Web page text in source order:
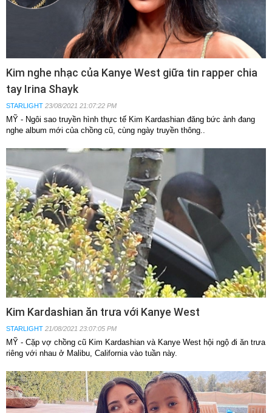
Kim nghe nhạc của Kanye West giữa tin rapper chia
tay Irina Shayk
STARLIGHT 23/08/2021 21:07:22 PM
MỸ - Ngôi sao truyền hình thực tế Kim Kardashian đăng bức ảnh đang
nghe album mới của chồng cũ, cùng ngày truyền thông..
Kim Kardashian ăn trưa với Kanye West
STARLIGHT 21/08/2021 23:07:05 PM
MỸ - Cặp vợ chồng cũ Kim Kardashian và Kanye West hội ngộ đi ăn trưa
riêng với nhau ở Malibu, California vào tuần này.